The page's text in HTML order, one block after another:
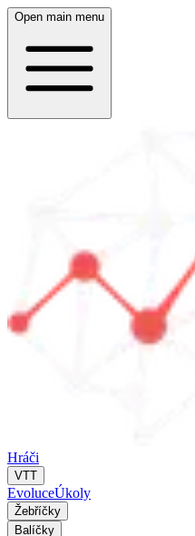
Open main menu
Hráči
VTT
EvoluceÚkoly
Žebříčky
Balíčky